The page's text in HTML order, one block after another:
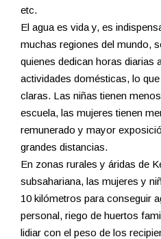
etc.
El agua es vida y, es
muchas regiones del mundo,
quienes dedican horas diarias
actividades domésticas, lo
claras. Las niñas tienen
escuela, las mujeres tienen
remunerado y mayor
grandes distancias.
En zonas rurales y áridas de
subsahariana, las mujeres y
10 kilómetros para conseguir
personal, riego de huertos
lidiar con el peso de los